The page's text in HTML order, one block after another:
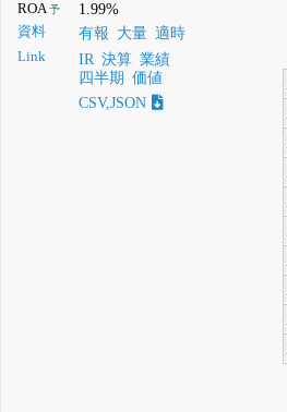
ROA 予 1.99%
資料 有報 大量 適時
Link IR 決算 業績
四半期 価値
CSV,JSON